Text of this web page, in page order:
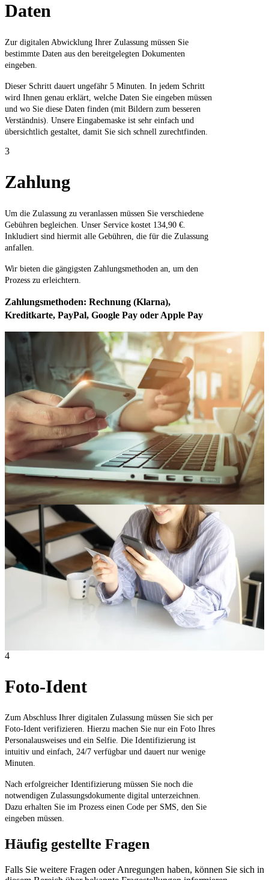
Daten
Zur digitalen Abwicklung Ihrer Zulassung müssen Sie
bestimmte Daten aus den bereitgelegten Dokumenten
eingeben.
Dieser Schritt dauert ungefähr 5 Minuten. In jedem Schritt
wird Ihnen genau erklärt, welche Daten Sie eingeben müssen
und wo Sie diese Daten finden (mit Bildern zum besseren
Verständnis). Unsere Eingabemaske ist sehr einfach und
übersichtlich gestaltet, damit Sie sich schnell zurechtfinden.
3
Zahlung
Um die Zulassung zu veranlassen müssen Sie verschiedene
Gebühren begleichen. Unser Service kostet 134,90 €.
Inkludiert sind hiermit alle Gebühren, die für die Zulassung
anfallen.
Wir bieten die gängigsten Zahlungsmethoden an, um den
Prozess zu erleichtern.
Zahlungsmethoden: Rechnung (Klarna),
Kreditkarte, PayPal, Google Pay oder Apple Pay
4
Foto-Ident
Zum Abschluss Ihrer digitalen Zulassung müssen Sie sich per
Foto-Ident verifizieren. Hierzu machen Sie nur ein Foto Ihres
Personalausweises und ein Selfie. Die Identifizierung ist
intuitiv und einfach, 24/7 verfügbar und dauert nur wenige
Minuten.
Nach erfolgreicher Identifizierung müssen Sie noch die
notwendigen Zulassungsdokumente digital unterzeichnen.
Dazu erhalten Sie im Prozess einen Code per SMS, den Sie
eingeben müssen.
Häufig gestellte Fragen
Falls Sie weitere Fragen oder Anregungen haben, können Sie sich in